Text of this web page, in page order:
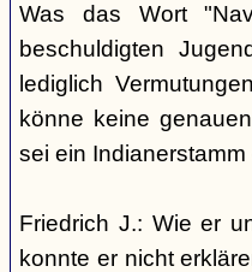
Was das Wort
beschuldigten
lediglich
könne keine
sei ein
Friedrich J.: Wie er
konnte er nicht